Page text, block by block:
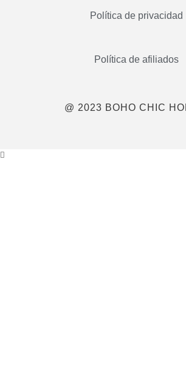
Política de privacidad
Política de afiliados
@ 2023 BOHO CHIC